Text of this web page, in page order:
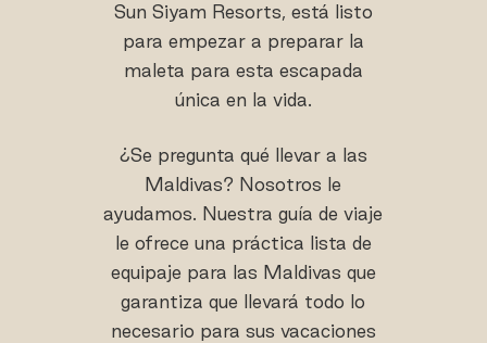
Sun Siyam Resorts, está listo
para empezar a preparar la
maleta para esta escapada
única en la vida.
¿Se pregunta qué llevar a las
Maldivas? Nosotros le
ayudamos. Nuestra guía de viaje
le ofrece una práctica lista de
equipaje para las Maldivas que
garantiza que llevará todo lo
necesario para sus vacaciones